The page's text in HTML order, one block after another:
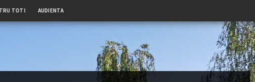
TOTI AUDIENTA